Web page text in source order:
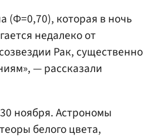
(Ф=0,70), которая в ночь
недалеко от
Рак, существенно
— рассказали
ноября. Астрономы
белого цвета,